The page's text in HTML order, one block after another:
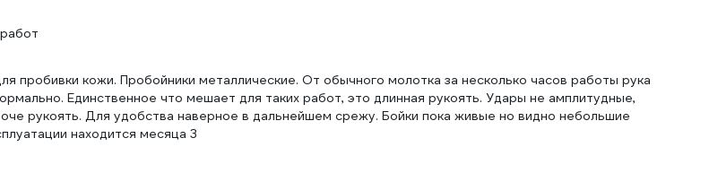
пробивки кожи. Пробойники металлические. От обычного молотка за несколько часов работы рука
Единственное что мешает для таких работ, это длинная рукоять. Удары не амплитудные,
рукоять. Для удобства наверное в дальнейшем срежу. Бойки пока живые но видно небольшие
находится месяца 3